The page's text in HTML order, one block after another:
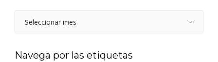
Navega por las etiquetas